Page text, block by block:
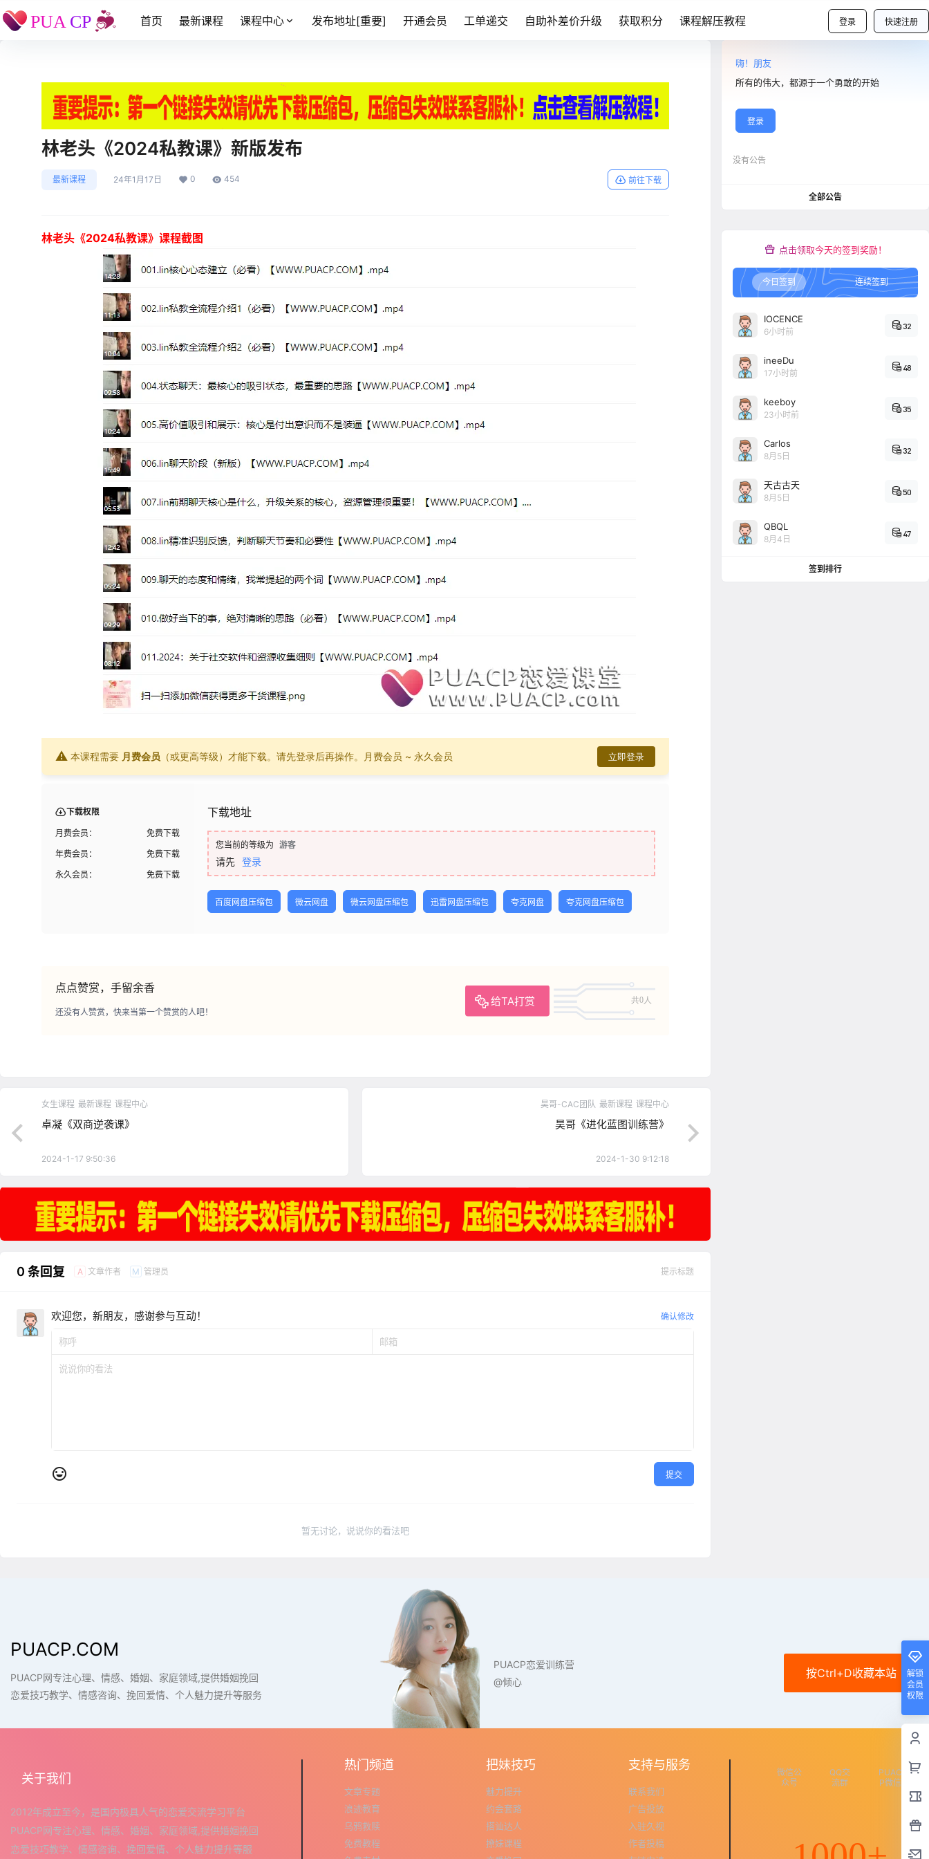
登录 快速注册
首页 最新课程 课程中心 发布地址[重要] 开通会员 工单递交 自助补差价升级 获取积分 课程解压教程
林老头《2024私教课》新版发布
最新课程 24年1月17日 0 454 前往下载
林老头《2024私教课》课程截图
⚠ 本课程需要 月费会员 （或更高等级）才能下载。请先登录后再操作。 月费会员 ~ 永久会员 立即登录
下载权限
月费会员：
免费下载
年费会员：
免费下载
永久会员：
免费下载
下载地址
您当前的等级为 游客
请先 登录
百度网盘压缩包 微云网盘 微云网盘压缩包 迅雷网盘压缩包 夸克网盘 夸克网盘压缩包
点点赞赏，手留余香
给TA打赏 共0人
还没有人赞赏，快来当第一个赞赏的人吧！
女生课程 最新课程 课程中心
卓凝《双商逆袭课》
2024-1-17 9:50:36
昊哥-CAC团队 最新课程 课程中心
昊哥《进化蓝图训练营》
2024-1-30 9:12:18
0 条回复 A 文章作者 M 管理员 提示标题
欢迎您，新朋友，感谢参与互动！ 确认修改
提交
暂无讨论，说说你的看法吧
嗨！朋友
所有的伟大，都源于一个勇敢的开始
登录
没有公告
全部公告
点击领取今天的签到奖励！
今日签到 连续签到
IOCENCE
6小时前
32
ineeDu
17小时前
48
keeboy
23小时前
35
Carlos
8月5日
32
天古古天
8月5日
50
QBQL
8月4日
47
签到排行
解锁
会员
权限
PUACP.COM
PUACP网专注心理、情感、婚姻、家庭领域,提供婚姻挽回
恋爱技巧教学、情感咨询、挽回爱情、个人魅力提升等服务
按Ctrl+D收藏本站
PUACP恋爱训练营
@倾心
关于我们
2012年成立至今，是国内极具人气的恋爱交流学习平台
PUACP网专注心理、情感、婚姻、家庭领域,提供婚姻挽回
恋爱技巧教学、情感咨询、挽回爱情、个人魅力提升等服
热门频道
文章专题
浪迹教育
乌鸦救赎
免费教程
把妹技巧
魅力提升
约会套路
搭讪达人
撩妹课程
支持与服务
联系我们
广告投放
入驻久视
作者投稿
微信公
众号
QQ交
流群
PUAC
P微信